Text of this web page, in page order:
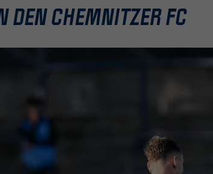
DEN CHEMNITZER FC